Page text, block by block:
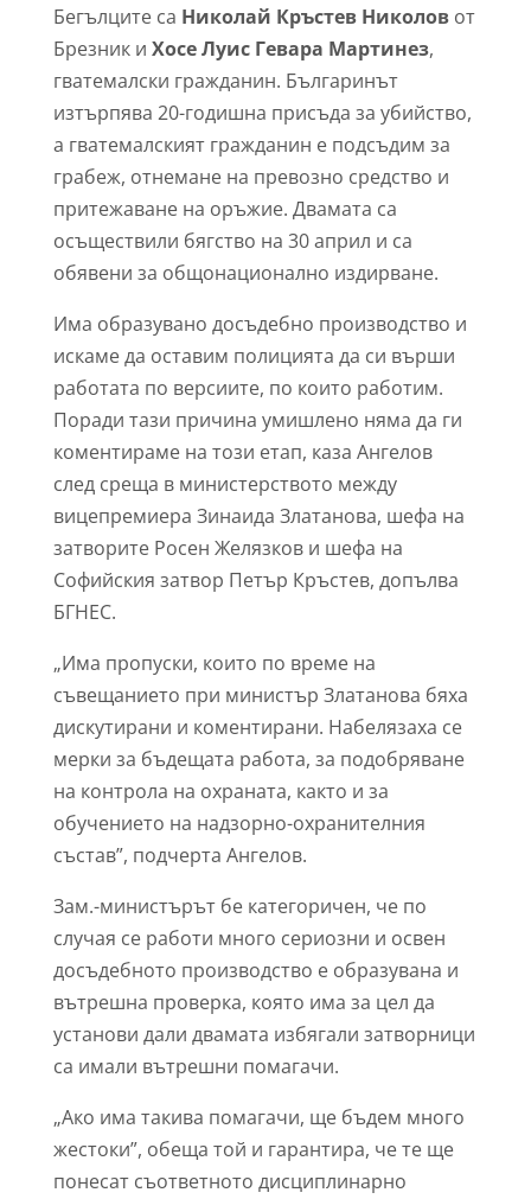
Бегълците са Николай Кръстев Николов от
Брезник и Хосе Луис Гевара Мартинез,
гватемалски гражданин. Българинът
изтърпява 20-годишна присъда за убийство,
а гватемалският гражданин е подсъдим за
грабеж, отнемане на превозно средство и
притежаване на оръжие. Двамата са
осъществили бягство на 30 април и са
обявени за общонационално издирване.
Има образувано досъдебно производство и
искаме да оставим полицията да си върши
работата по версиите, по които работим.
Поради тази причина умишлено няма да ги
коментираме на този етап, каза Ангелов
след среща в министерството между
вицепремиера Зинаида Златанова, шефа на
затворите Росен Желязков и шефа на
Софийския затвор Петър Кръстев, допълва
БГНЕС.
„Има пропуски, които по време на
съвещанието при министър Златанова бяха
дискутирани и коментирани. Набелязаха се
мерки за бъдещата работа, за подобряване
на контрола на охраната, както и за
обучението на надзорно-охранителния
състав”, подчерта Ангелов.
Зам.-министърът бе категоричен, че по
случая се работи много сериозни и освен
досъдебното производство е образувана и
вътрешна проверка, която има за цел да
установи дали двамата избягали затворници
са имали вътрешни помагачи.
„Ако има такива помагачи, ще бъдем много
жестоки”, обеща той и гарантира, че те ще
понесат съответното дисциплинарно